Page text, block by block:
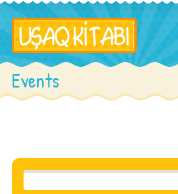
Events